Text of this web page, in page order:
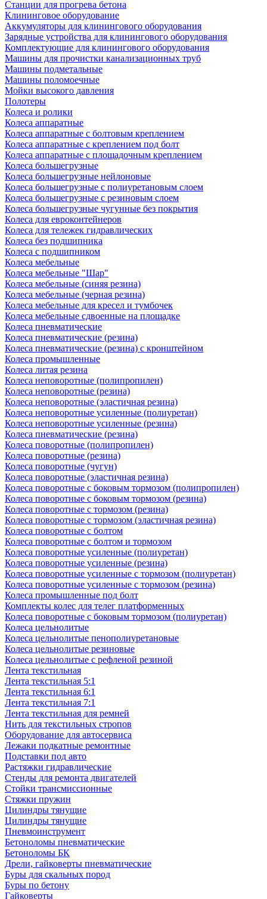
Станции для прогрева бетона
Клининговое оборудование
Аккумуляторы для клинингового оборудования
Зарядные устройства для клинингового оборудования
Комплектующие для клинингового оборудования
Машины для прочистки канализационных труб
Машины подметальные
Машины поломоечные
Мойки высокого давления
Полотеры
Колеса и ролики
Колеса аппаратные
Колеса аппаратные с болтовым креплением
Колеса аппаратные с креплением под болт
Колеса аппаратные с площадочным креплением
Колеса большегрузные
Колеса большегрузные нейлоновые
Колеса большегрузные с полиуретановым слоем
Колеса большегрузные с резиновым слоем
Колеса большегрузные чугунные без покрытия
Колеса для евроконтейнеров
Колеса для тележек гидравлических
Колеса без подшипника
Колеса с подшипником
Колеса мебельные
Колеса мебельные "Шар"
Колеса мебельные (синяя резина)
Колеса мебельные (черная резина)
Колеса мебельные для кресел и тумбочек
Колеса мебельные сдвоенные на площадке
Колеса пневматические
Колеса пневматические (резина)
Колеса пневматические (резина) с кронштейном
Колеса промышленные
Колеса литая резина
Колеса неповоротные (полипропилен)
Колеса неповоротные (резина)
Колеса неповоротные (эластичная резина)
Колеса неповоротные усиленные (полиуретан)
Колеса неповоротные усиленные (резина)
Колеса пневматические (резина)
Колеса поворотные (полипропилен)
Колеса поворотные (резина)
Колеса поворотные (чугун)
Колеса поворотные (эластичная резина)
Колеса поворотные c боковым тормозом (полипропилен)
Колеса поворотные c боковым тормозом (резина)
Колеса поворотные c тормозом (резина)
Колеса поворотные c тормозом (эластичная резина)
Колеса поворотные с болтом
Колеса поворотные с болтом и тормозом
Колеса поворотные усиленные (полиуретан)
Колеса поворотные усиленные (резина)
Колеса поворотные усиленные с тормозом (полиуретан)
Колеса поворотные усиленные с тормозом (резина)
Колеса промышленные под болт
Комплекты колес для телег платформенных
Колеса поворотные c боковым тормозом (полиуретан)
Колеса цельнолитые
Колеса цельнолитые пенополиуретановые
Колеса цельнолитые резиновые
Колеса цельнолитые с рефленой резиной
Лента текстильная
Лента текстильная 5:1
Лента текстильная 6:1
Лента текстильная 7:1
Лента текстильная для ремней
Нить для текстильных стропов
Оборудование для автосервиса
Лежаки подкатные ремонтные
Подставки под авто
Растяжки гидравлические
Стенды для ремонта двигателей
Стойки трансмиссионные
Стяжки пружин
Цилиндры тянущие
Цилиндры тянущие
Пневмоинструмент
Бетоноломы пневматические
Бетоноломы БК
Дрели, гайковерты пневматические
Буры для скальных пород
Буры по бетону
Гайковерты